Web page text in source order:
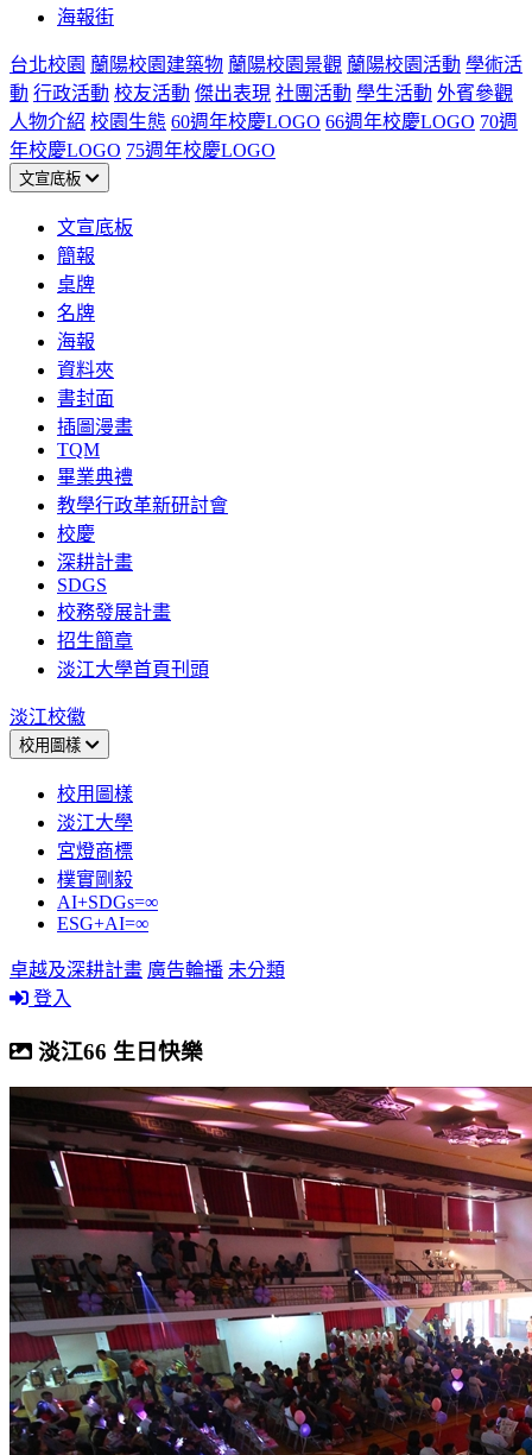
海報街
台北校園 蘭陽校園建築物 蘭陽校園景觀 蘭陽校園活動 學術活
動 行政活動 校友活動 傑出表現 社團活動 學生活動 外賓參觀
人物介紹 校園生態 60週年校慶LOGO 66週年校慶LOGO 70週
年校慶LOGO 75週年校慶LOGO
文宣底板
文宣底板
簡報
桌牌
名牌
海報
資料夾
書封面
插圖漫畫
TQM
畢業典禮
教學行政革新研討會
校慶
深耕計畫
SDGS
校務發展計畫
招生簡章
淡江大學首頁刊頭
淡江校徽
校用圖樣
校用圖樣
淡江大學
宮燈商標
樸實剛毅
AI+SDGs=∞
ESG+AI=∞
卓越及深耕計畫 廣告輪播 未分類
登入
淡江66 生日快樂